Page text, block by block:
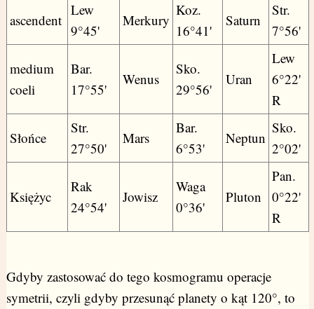
ascendent
Lew
9°45'
Merkury
Koz.
16°41'
Saturn
Str.
7°56'
medium
coeli
Bar.
17°55'
Wenus
Sko.
29°56'
Uran
Lew
6°22'
R
Słońce
Str.
27°50'
Mars
Bar.
6°53'
Neptun
Sko.
2°02'
Księżyc
Rak
24°54'
Jowisz
Waga
0°36'
Pluton
Pan.
0°22'
R
Gdyby zastosować do tego kosmogramu operacje
symetrii, czyli gdyby przesunąć planety o kąt 120°, to